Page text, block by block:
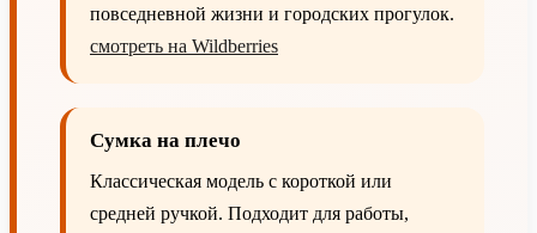
повседневной жизни и городских прогулок.
смотреть на Wildberries
Сумка на плечо
Классическая модель с короткой или
средней ручкой. Подходит для работы,